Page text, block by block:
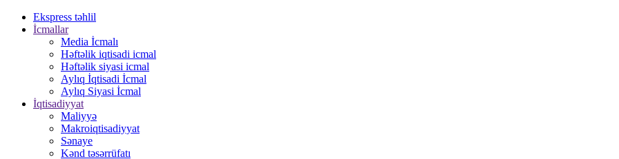
Ekspress təhlil
İcmallar
Media İcmalı
Həftəlik iqtisadi icmal
Həftəlik siyasi icmal
Aylıq İqtisadi İcmal
Aylıq Siyasi İcmal
İqtisadiyyat
Maliyyə
Makroiqtisadiyyat
Sənaye
Kənd təsərrüfatı